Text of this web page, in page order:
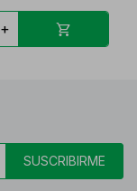
+
SUSCRIBIRME